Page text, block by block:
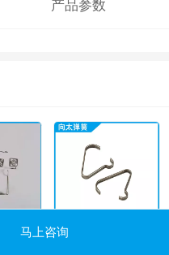
产品参数
马上咨询